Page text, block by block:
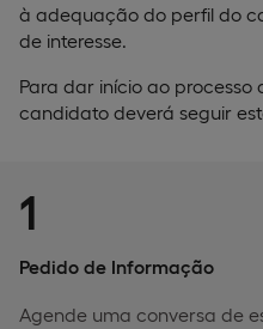
à adequação do perfil do
de interesse.
Para dar início ao
candidato deverá seguir
1
Pedido de Informação
Agende uma conversa de